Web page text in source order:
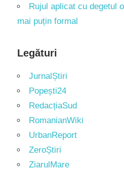
Rujul aplicat cu degetul
mai puțin formal
Legături
JurnalȘtiri
Popești24
RedacțiaSud
RomanianWiki
UrbanReport
ZeroȘtiri
ZiarulMare